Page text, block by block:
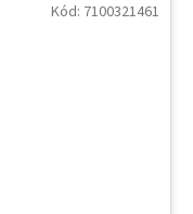
Kód: 7100321461